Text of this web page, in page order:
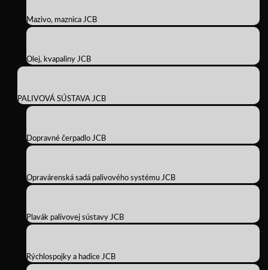
Mazivo, maznica JCB
Olej, kvapaliny JCB
PALIVOVÁ SÚSTAVA JCB
Dopravné čerpadlo JCB
Opravárenská sadá palivového systému JCB
Plavák palivovej sústavy JCB
Rýchlospojky a hadice JCB